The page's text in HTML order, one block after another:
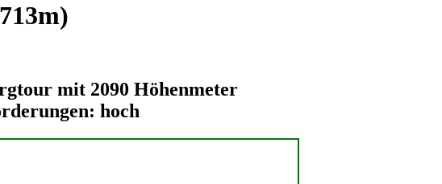
mit 2090 Höhenmeter
hoch